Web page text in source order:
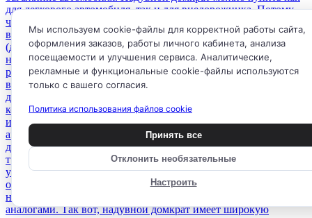
Мы используем cookie-файлы для корректной работы сайта,
оформления заказов, работы личного кабинета, анализа
посещаемости и улучшения сервиса. Аналитические,
рекламные и функциональные cookie-файлы используются
только с вашего согласия.
Политика использования файлов cookie
Принять все
Отклонить необязательные
Настроить